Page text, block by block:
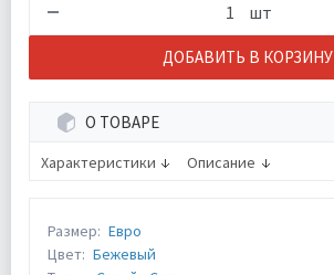
шт
ДОБАВИТЬ В КОРЗИНУ
О ТОВАРЕ
Характеристики Описание
Размер: Евро
Цвет: Бежевый